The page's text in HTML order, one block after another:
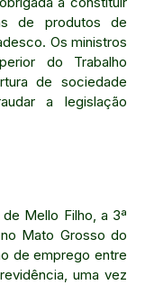
de produtos de
Os ministros
do Trabalho
de sociedade
a legislação
Mello Filho, a 3ª
Mato Grosso do
de emprego entre
uma vez